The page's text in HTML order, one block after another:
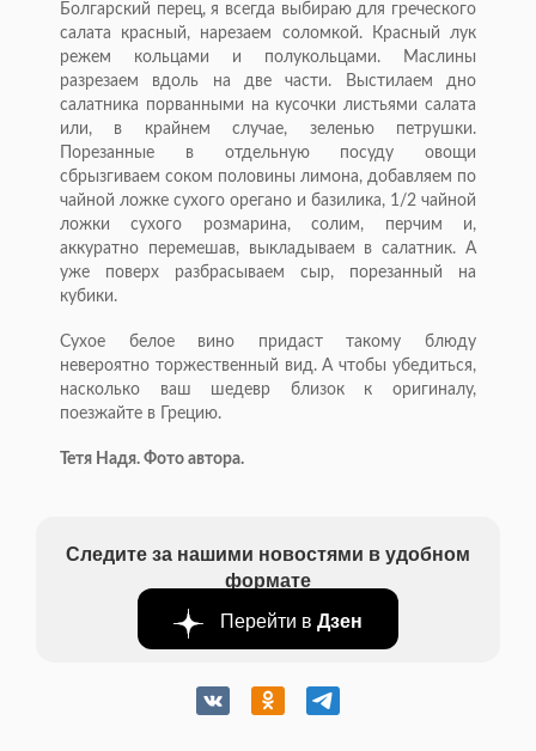
Болгарский перец, я всегда выбираю для греческого
салата красный, нарезаем соломкой. Красный лук
режем кольцами и полукольцами. Маслины
разрезаем вдоль на две части. Выстилаем дно
салатника порванными на кусочки листьями салата
или, в крайнем случае, зеленью петрушки.
Порезанные в отдельную посуду овощи
сбрызгиваем соком половины лимона, добавляем по
чайной ложке сухого орегано и базилика, 1/2 чайной
ложки сухого розмарина, солим, перчим и,
аккуратно перемешав, выкладываем в салатник. А
уже поверх разбрасываем сыр, порезанный на
кубики.
Сухое белое вино придаст такому блюду
невероятно торжественный вид. А чтобы убедиться,
насколько ваш шедевр близок к оригиналу,
поезжайте в Грецию.
Тетя Надя. Фото автора.
Следите за нашими новостями в удобном
формате
Перейти в Дзен